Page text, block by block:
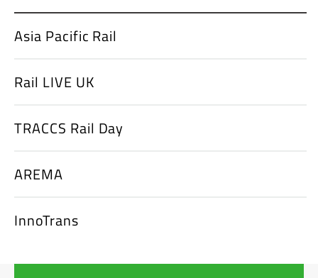
Asia Pacific Rail
Rail LIVE UK
TRACCS Rail Day
AREMA
InnoTrans